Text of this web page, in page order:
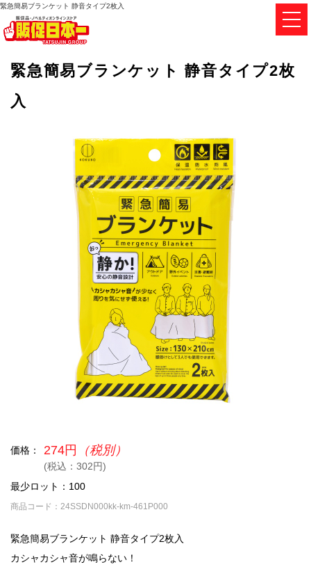
緊急簡易ブランケット 静音タイプ2枚入
緊急簡易ブランケット 静音タイプ2枚
入
価格： 274円 （税別）
(税込：302円)
最少ロット：100
商品コード：24SSDN000kk-km-461P000
緊急簡易ブランケット 静音タイプ2枚入
カシャカシャ音が鳴らない！